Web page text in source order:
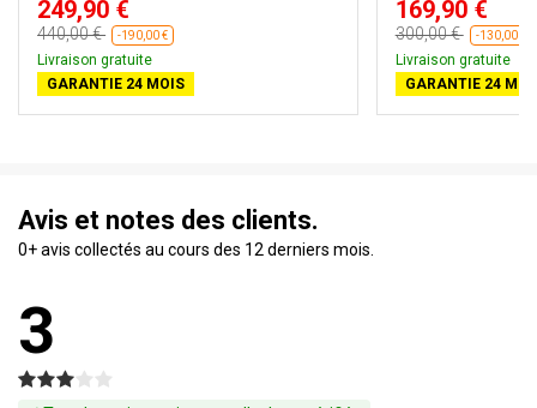
249,90 €
440,00 € -190,00 €
Livraison gratuite
GARANTIE 24 MOIS
169,90 €
300,00 € -130,00 €
Livraison gratuite
GARANTIE 24
Avis et notes des clients.
0+ avis collectés au cours des 12 derniers mois.
3